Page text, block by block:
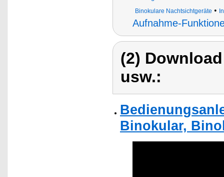
Binokulare Nachtsichtgeräte •
Aufnahme-
(2)
usw.:
Binokular,